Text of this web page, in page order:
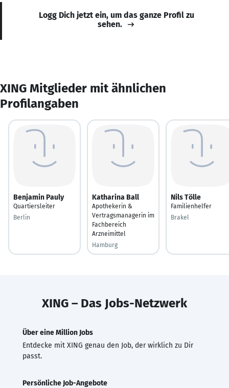
Logg Dich jetzt ein, um das ganze Profil zu
sehen.
XING Mitglieder mit ähnlichen
Profilangaben
Benjamin Pauly
Quartiersleiter
Berlin
Katharina Ball
Apothekerin &
Vertragsmanagerin im
Fachbereich
Arzneimittel
Hamburg
Nils Tölle
Familienhelfer
Brakel
XING – Das Jobs-Netzwerk
Über eine Million Jobs
Entdecke mit XING genau den Job, der wirklich zu Dir
passt.
Persönliche Job-Angebote